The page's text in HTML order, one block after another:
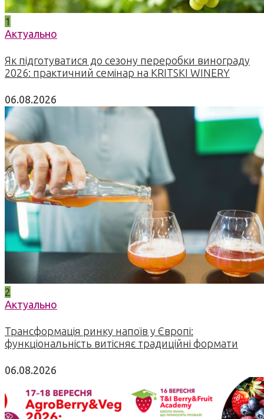
1
Актуально
Як підготуватися до сезону переробки винограду
2026: практичний семінар на KRITSKI WINERY
06.08.2026
2
Актуально
Трансформація ринку напоїв у Європі:
функціональність витісняє традиційні формати
06.08.2026